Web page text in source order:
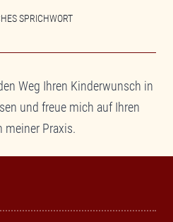
SPRICHWORT
Weg Ihren Kinderwunsch in
und freue mich auf Ihren
meiner Praxis.